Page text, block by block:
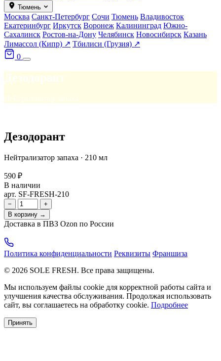
Тюмень
Москва Санкт-Петербург Сочи Тюмень Владивосток
Екатеринбург Иркутск Воронеж Калининград Южно-
Сахалинск Ростов-на-Дону Челябинск Новосибирск Казань
Лимассол (Кипр) ↗ Тбилиси (Грузия) ↗
0
Дезодорант
Нейтрализатор запаха
Дезодорант
Нейтрализатор запаха · 210 мл
590 ₽
В наличии
арт. SF-FRESH-210
−
+
В корзину →
Доставка в ПВЗ Ozon по России
Политика конфиденциальности Реквизиты Франшиза
© 2026 SOLE FRESH. Все права защищены.
Мы используем файлы cookie для корректной работы сайта и
улучшения качества обслуживания. Продолжая использовать
сайт, вы соглашаетесь на обработку cookie. Подробнее
Принять